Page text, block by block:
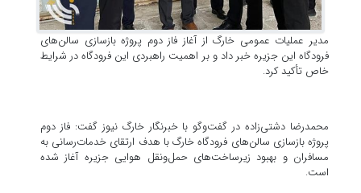
مدیر عملیات عمومی خارگ از آغاز فاز دوم پروژه بازسازی سالن‌های
فرودگاه این جزیره خبر داد و بر اهمیت راهبردی این فرودگاه در شرایط
خاص تأکید کرد.
محمدرضا دشتی‌زاده در گفت‌وگو با خبرنگار خارگ نیوز گفت: فاز دوم
پروژه بازسازی سالن‌های فرودگاه خارگ با هدف ارتقای خدمات‌رسانی به
مسافران و بهبود زیرساخت‌های حمل‌ونقل هوایی جزیره آغاز شده
است.